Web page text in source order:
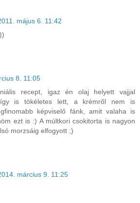
május 6. 11:42
8. 11:05
recept, igaz én olaj helyett vajjal
is tökéletes lett, a krémről nem is
képviselő fánk, amit valaha is
ezt is :) A múltkori csokitorta is nagyon
morzsáig elfogyott ;)
március 9. 11:25